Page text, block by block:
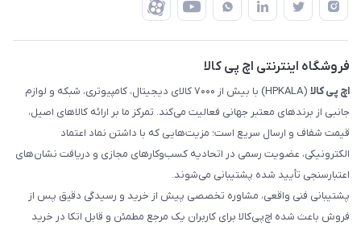
ضمانت اصالت کالا
رهگیری مرسولات چاپار
رهگیری مرسولات ماهکس
تماس با ما
فروشگاه اینترنتی اچ پی کالا
اچ‌ پی‌ کالا
(HPKALA) با بیش از ۷۰۰۰ کالای دیجیتال، کامپیوتری، شبکه و لوازم
جانبی از برندهای معتبر جهانی فعالیت می‌کند. تمرکز ما بر ارائه کالاهای اصیل،
قیمت شفاف و ارسال سریع است؛ مزیت‌هایی که با داشتن نماد اعتماد
الکترونیکی، عضویت رسمی در اتحادیه کسب‌وکارهای مجازی و دریافت نشان‌های
اعتبارسنجی تأیید شده پشتیبانی می‌شوند.
پشتیبانی فنی واقعی، مشاوره تخصصی پیش از خرید و رسیدگی دقیق پس از
فروش باعث شده اچ‌پی‌کالا برای کاربران یک مرجع مطمئن و قابل اتکا در خرید